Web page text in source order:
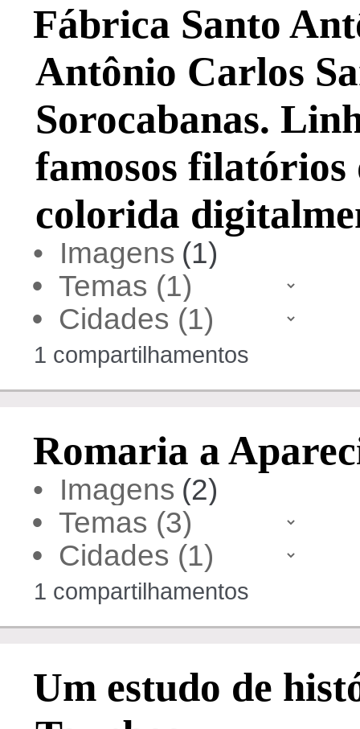
Fábrica Santo
Antônio Carlos
Sorocabanas.
famosos filatórios
colorida
• Imagens(1)
•
•
1 compartilhamentos
Romaria a
• Imagens(2)
•
•
1 compartilhamentos
Um estudo de